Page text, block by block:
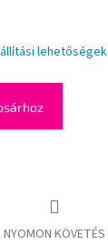
lehetőségek
NYOMON KÖVETÉS